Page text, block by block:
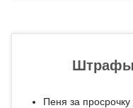
Штрафы
Пеня за